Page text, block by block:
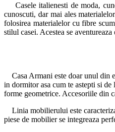
Casele italienesti de moda,
cunoscuti, dar mai ales
folosirea materialelor cu fibre
stilul casei. Acestea se
Casa Armani este doar unul din
in dormitor asa cum te astepti si
forme geometrice. Accesoriile din
Linia mobilierului este
piese de mobilier se integreaza